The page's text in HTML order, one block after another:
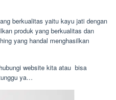
berkualitas yaitu kayu jati dengan
produk yang berkualitas dan
yang handal menghasilkan
website kita atau bisa
ya…